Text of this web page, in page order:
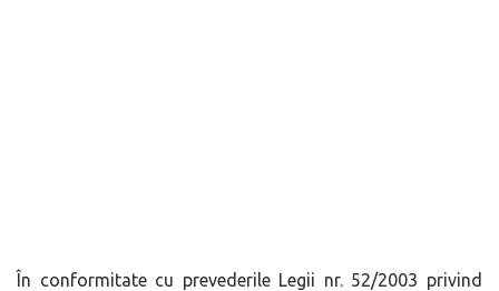
În conformitate cu prevederile Legii nr. 52/2003 privind